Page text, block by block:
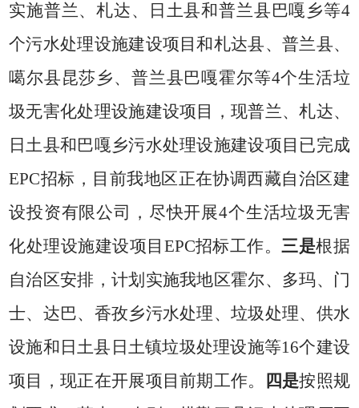
实施普兰、札达、日土县和普兰县巴嘎乡等4
个污水处理设施建设项目和札达县、普兰县、
噶尔县昆莎乡、普兰县巴嘎霍尔等4个生活垃
圾无害化处理设施建设项目，现普兰、札达、
日土县和巴嘎乡污水处理设施建设项目已完成
EPC招标，目前我地区正在协调西藏自治区建
设投资有限公司，尽快开展4个生活垃圾无害
化处理设施建设项目 EPC招标工作。三是根据
自治区安排 ，计划实施我地区霍尔、多玛、门
士、达巴、香孜乡污水处理、垃圾处理、供水
设施和日土县日土镇垃圾处理设施等16个建设
项目，现正在开展项目前期工作。
四是按照规